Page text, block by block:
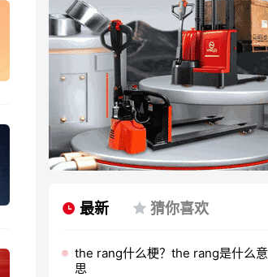
最新 猜你喜欢
the rang什么梗？the rang是什么意
思